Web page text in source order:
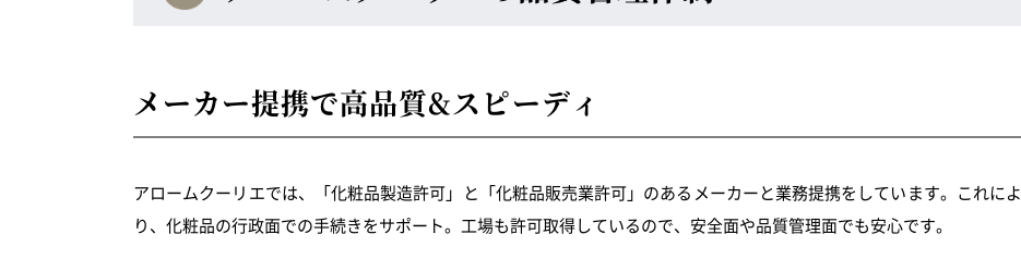
メーカー提携で高品質&スピーディ
アロームクーリエでは、「化粧品製造許可」と「化粧品販売業許可」のあるメーカーと業務提携をしています。これによ
り、化粧品の行政面での手続きをサポート。工場も許可取得しているので、安全面や品質管理面でも安心です。